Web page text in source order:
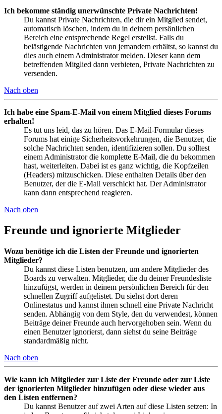
Ich bekomme ständig unerwünschte Private Nachrichten!
Du kannst Private Nachrichten, die dir ein Mitglied sendet,
automatisch löschen, indem du in deinem persönlichen
Bereich eine entsprechende Regel erstellst. Falls du
belästigende Nachrichten von jemandem erhältst, so kannst du
dies auch einem Administrator melden. Dieser kann dem
betreffenden Mitglied dann verbieten, Private Nachrichten zu
versenden.
Nach oben
Ich habe eine Spam-E-Mail von einem Mitglied dieses Forums
erhalten!
Es tut uns leid, das zu hören. Das E-Mail-Formular dieses
Forums hat einige Sicherheitsvorkehrungen, die Benutzer, die
solche Nachrichten senden, identifizieren sollen. Du solltest
einem Administrator die komplette E-Mail, die du bekommen
hast, weiterleiten. Dabei ist es ganz wichtig, die Kopfzeilen
(Headers) mitzuschicken. Diese enthalten Details über den
Benutzer, der die E-Mail verschickt hat. Der Administrator
kann dann entsprechend reagieren.
Nach oben
Freunde und ignorierte Mitglieder
Wozu benötige ich die Listen der Freunde und ignorierten
Mitglieder?
Du kannst diese Listen benutzen, um andere Mitglieder des
Boards zu verwalten. Mitglieder, die du deiner Freundesliste
hinzufügst, werden in deinem persönlichen Bereich für den
schnellen Zugriff aufgelistet. Du siehst dort deren
Onlinestatus und kannst ihnen schnell eine Private Nachricht
senden. Abhängig von dem Style, den du verwendest, können
Beiträge deiner Freunde auch hervorgehoben sein. Wenn du
einen Benutzer ignorierst, dann siehst du seine Beiträge
standardmäßig nicht.
Nach oben
Wie kann ich Mitglieder zur Liste der Freunde oder zur Liste
der ignorierten Mitglieder hinzufügen oder diese wieder aus
den Listen entfernen?
Du kannst Benutzer auf zwei Arten auf diese Listen setzen: In